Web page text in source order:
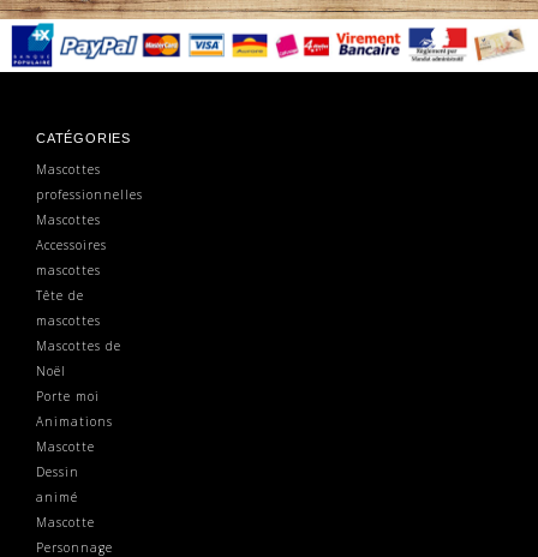
CATÉGORIES
Mascottes
professionnelles
Mascottes
Accessoires
mascottes
Tête de
mascottes
Mascottes de
Noël
Porte moi
Animations
Mascotte
Dessin
animé
Mascotte
Personnage